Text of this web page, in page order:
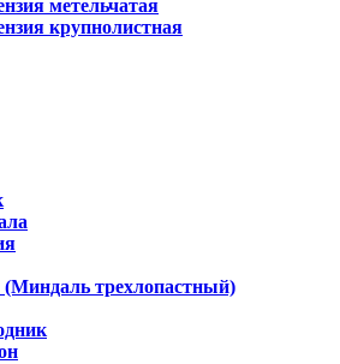
метельчатая
крупнолистная
(Миндаль трехлопастный)